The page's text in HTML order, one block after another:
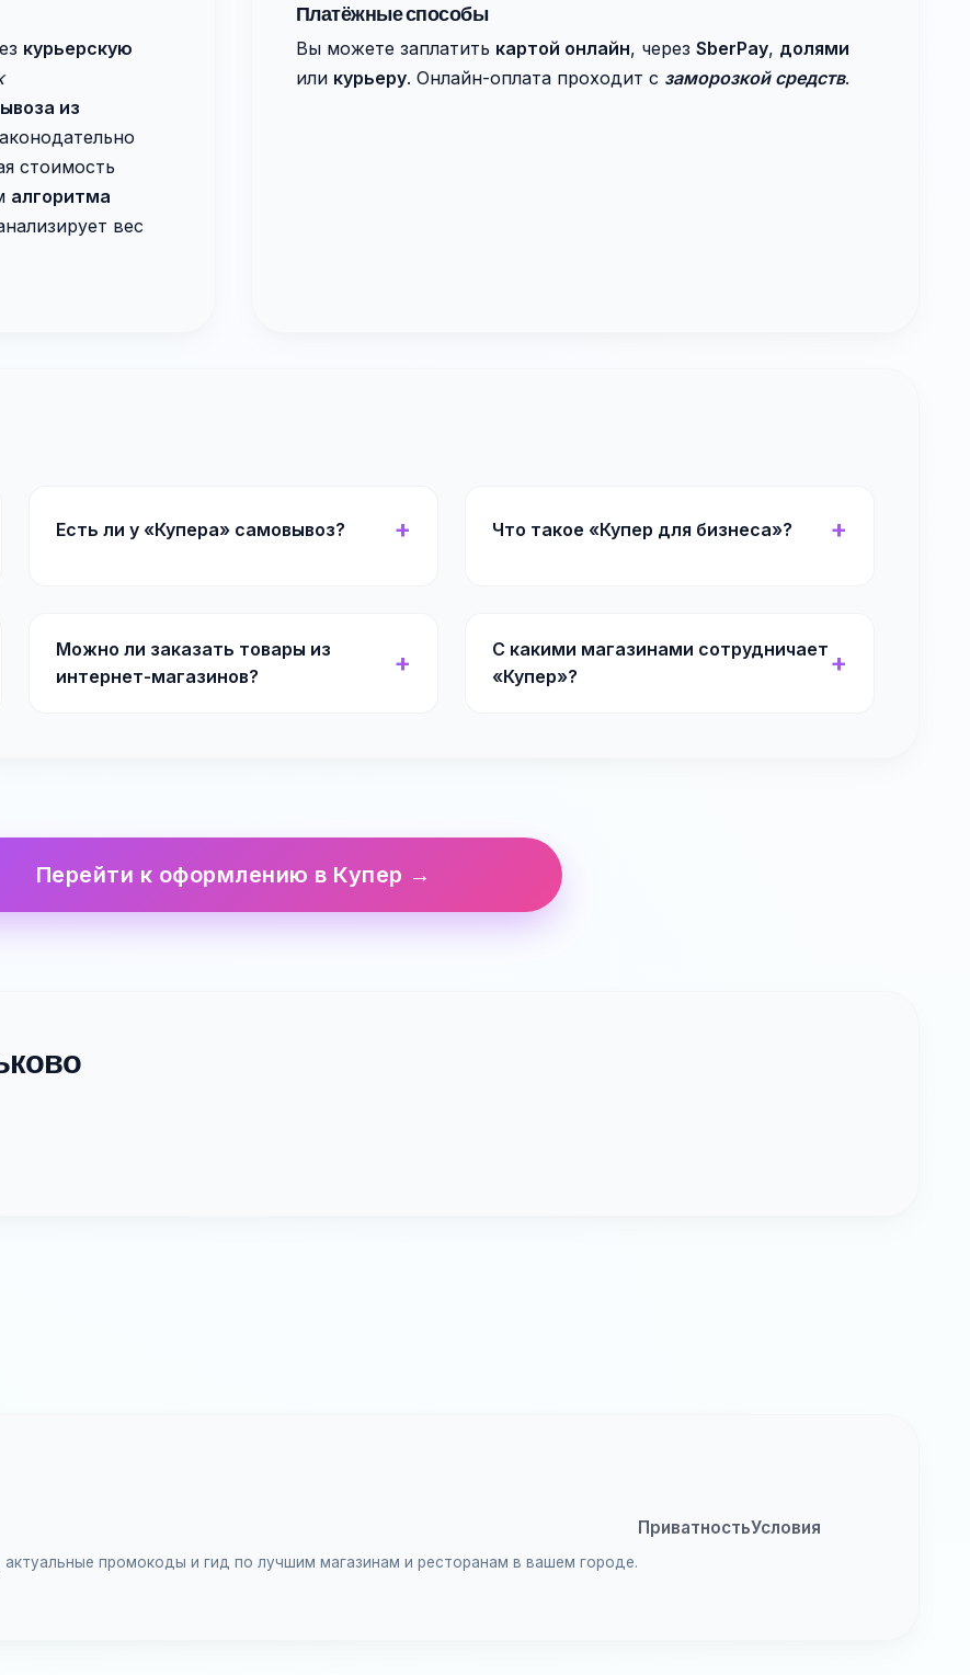
курьерскую
из
стоимость
алгоритма
вес
Платёжные способы
Вы можете заплатить картой онлайн, через SberPay, долями
или курьеру. Онлайн-оплата проходит с заморозкой средств.
Есть ли у «Купера» самовывоз? Что такое «Купер для бизнеса»?
Можно ли заказать товары из
интернет-магазинов?
С какими магазинами сотрудничает
«Купер»?
Перейти к оформлению в Купер →
актуальные промокоды и гид по лучшим магазинам и ресторанам в вашем городе.
ПриватностьУсловия